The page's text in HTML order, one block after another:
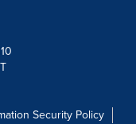
Security Policy